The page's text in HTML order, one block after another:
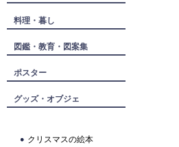
料理・暮し
図鑑・教育・図案集
ポスター
グッズ・オブジェ
クリスマスの絵本